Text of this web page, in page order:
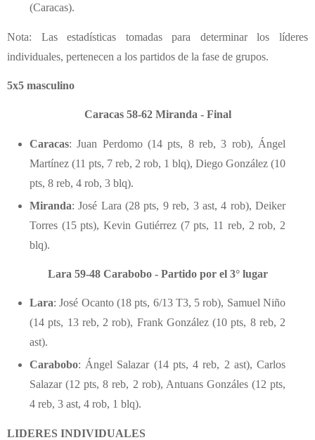
(Caracas).
Nota: Las estadísticas tomadas para determinar los líderes
individuales, pertenecen a los partidos de la fase de grupos.
5x5 masculino
Caracas 58-62 Miranda - Final
Caracas: Juan Perdomo (14 pts, 8 reb, 3 rob), Ángel
Martínez (11 pts, 7 reb, 2 rob, 1 blq), Diego González (10
pts, 8 reb, 4 rob, 3 blq).
Miranda: José Lara (28 pts, 9 reb, 3 ast, 4 rob), Deiker
Torres (15 pts), Kevin Gutiérrez (7 pts, 11 reb, 2 rob, 2
blq).
Lara 59-48 Carabobo - Partido por el 3° lugar
Lara: José Ocanto (18 pts, 6/13 T3, 5 rob), Samuel Niño
(14 pts, 13 reb, 2 rob), Frank González (10 pts, 8 reb, 2
ast).
Carabobo: Ángel Salazar (14 pts, 4 reb, 2 ast), Carlos
Salazar (12 pts, 8 reb, 2 rob), Antuans Gonzáles (12 pts,
4 reb, 3 ast, 4 rob, 1 blq).
LIDERES INDIVIDUALES